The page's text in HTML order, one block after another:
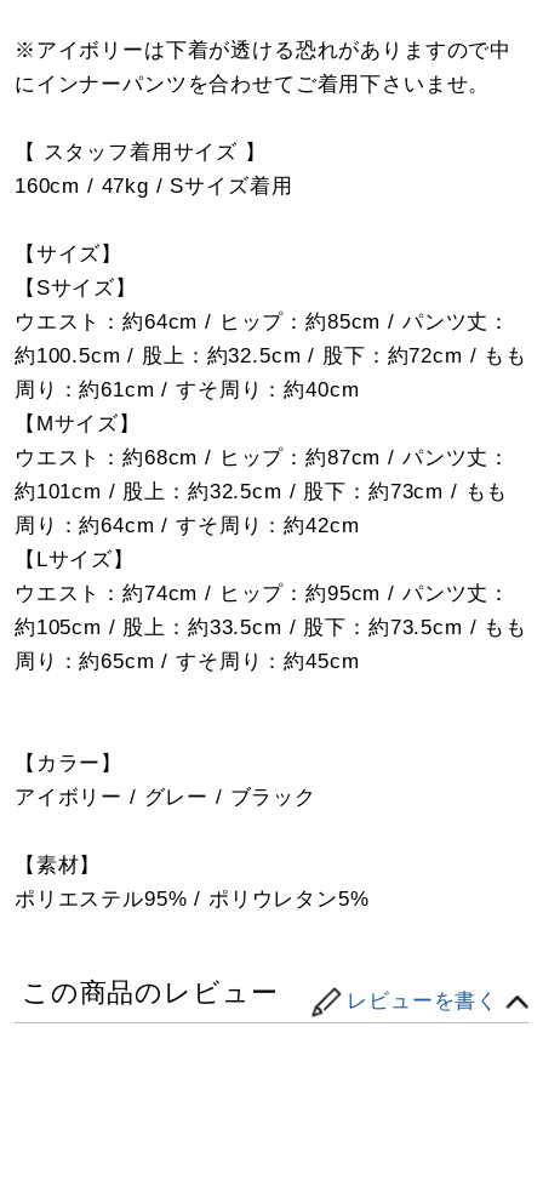
※アイボリーは下着が透ける恐れがありますので中
にインナーパンツを合わせてご着用下さいませ。
【 スタッフ着用サイズ 】
160cm / 47kg / Sサイズ着用
【サイズ】
【Sサイズ】
ウエスト：約64cm / ヒップ：約85cm / パンツ丈：
約100.5cm / 股上：約32.5cm / 股下：約72cm / もも
周り：約61cm / すそ周り：約40cm
【Mサイズ】
ウエスト：約68cm / ヒップ：約87cm / パンツ丈：
約101cm / 股上：約32.5cm / 股下：約73cm / もも
周り：約64cm / すそ周り：約42cm
【Lサイズ】
ウエスト：約74cm / ヒップ：約95cm / パンツ丈：
約105cm / 股上：約33.5cm / 股下：約73.5cm / もも
周り：約65cm / すそ周り：約45cm
【カラー】
アイボリー / グレー / ブラック
【素材】
ポリエステル95% / ポリウレタン5%
この商品のレビュー レビューを書く